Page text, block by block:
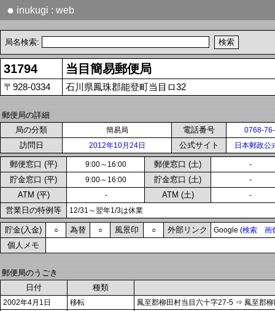
● inukugi : web
局名検索:
31794 当目簡易郵便局
〒928-0334 石川県鳳珠郡能登町当目ロ32
郵便局の詳細
局の分類
簡易局 電話番号 0768-
訪問日 2012年10月24日 公式サイト 日本郵政公
郵便窓口 (平) 9:00～16:00 郵便窓口 (土) -
貯金窓口 (平) 9:00～16:00 貯金窓口 (土) -
ATM (平) - ATM (土) -
営業日の特例等 12/31～翌年1/3は休業
貯金(入金) ○ 為替 ○ 風景印 ○ 外部リンク Google (検索 画
個人メモ
郵便局のうごき
日付
種類
2002年4月1日 移転 鳳至郡柳田村当目六十字27-5 ⇒ 鳳至郡